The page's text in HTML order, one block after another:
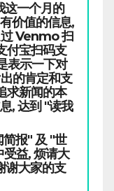
这一个月的
价值的信息,
Venmo 扫
付宝扫码支
表示一下对
的肯定和支
求新闻的本
, 达到 "读我
报" 及 "世
益, 烦请大
谢大家的支